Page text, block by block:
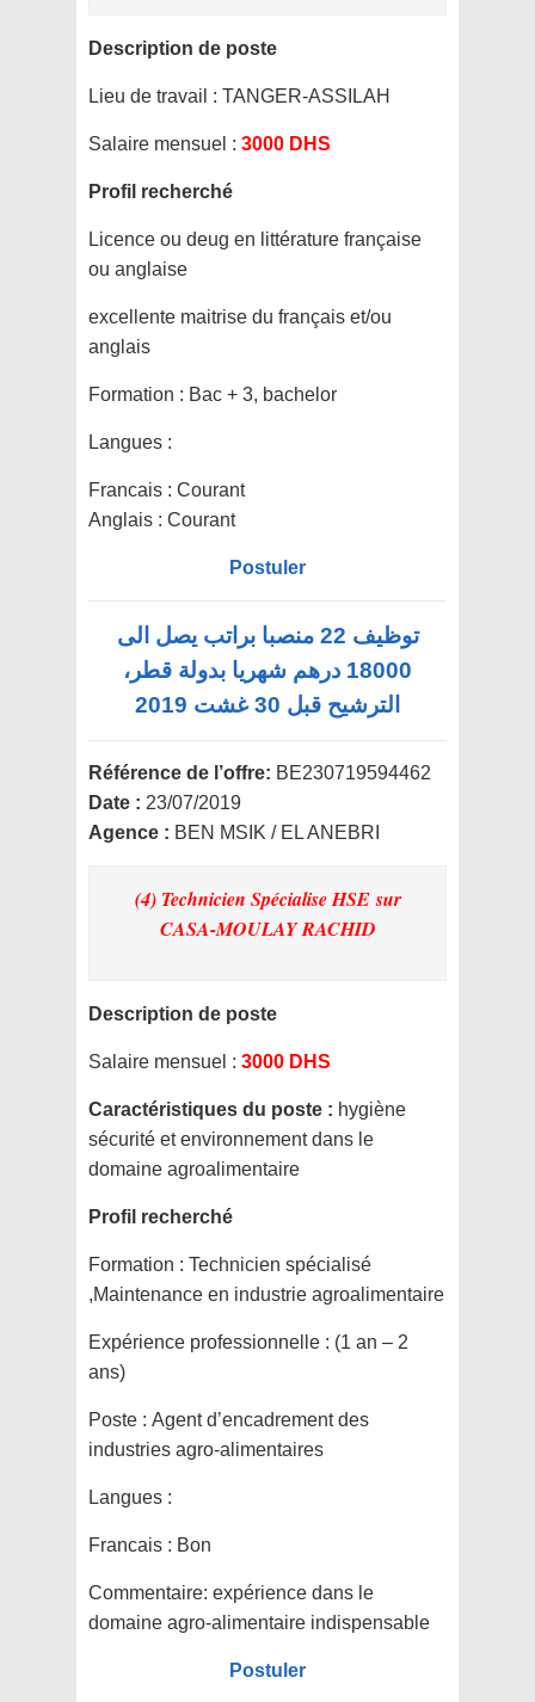
Description de poste
Lieu de travail : TANGER-ASSILAH
Salaire mensuel : 3000 DHS
Profil recherché
Licence ou deug en littérature française
ou anglaise
excellente maitrise du français et/ou
anglais
Formation : Bac + 3, bachelor
Langues :
Francais : Courant
Anglais : Courant
Postuler
توظيف 22 منصبا براتب يصل الى
18000 درهم شهريا بدولة قطر،
الترشيح قبل 30 غشت 2019
Référence de l’offre: BE230719594462
Date : 23/07/2019
Agence : BEN MSIK / EL ANEBRI
(4) Technicien Spécialise HSEsur
CASA-MOULAY RACHID
Description de poste
Salaire mensuel : 3000 DHS
Caractéristiques du poste : hygiène
sécurité et environnement dans le
domaine agroalimentaire
Profil recherché
Formation : Technicien spécialisé
,Maintenance en industrie agroalimentaire
Expérience professionnelle : (1 an – 2
ans)
Poste : Agent d’encadrement des
industries agro-alimentaires
Langues :
Francais : Bon
Commentaire: expérience dans le
domaine agro-alimentaire indispensable
Postuler